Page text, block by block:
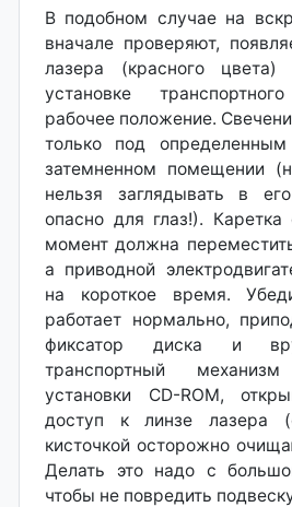
В подобном случае на
вначале проверяют,
лазера (красного
установке
рабочее положение.
только под
затемненном помещении
нельзя заглядывать в
опасно для глаз!).
момент должна
а приводной
на короткое время.
работает нормально,
фиксатор диска и
транспортный
установки CD-ROM,
доступ к линзе лазера
кисточкой осторожно
Делать это надо с
чтобы не повредить